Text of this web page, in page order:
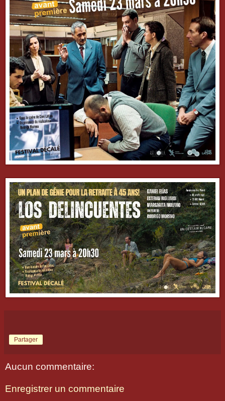
Partager
Aucun commentaire:
Enregistrer un commentaire